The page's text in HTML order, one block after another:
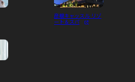
彦根キャッスル リゾ
ート＆スパ